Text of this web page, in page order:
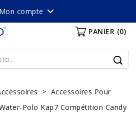
Mon compte
PANIER (0)
Accessoires Pour
Polo Kap7 Compétition Candy